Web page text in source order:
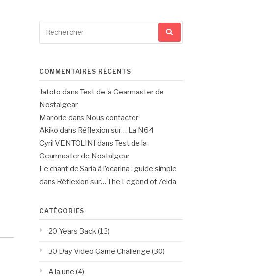
pour
COMMENTAIRES RÉCENTS
Jatoto dans Test de la Gearmaster de
Nostalgear
Marjorie dans Nous contacter
Akiko dans Réflexion sur… La N64
Cyril VENTOLINI dans Test de la
Gearmaster de Nostalgear
Le chant de Saria à l’ocarina : guide simple
dans Réflexion sur… The Legend of Zelda
CATÉGORIES
20 Years Back (13)
30 Day Video Game Challenge (30)
A la une (4)